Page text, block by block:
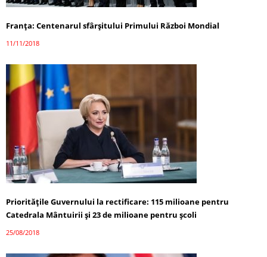
Franța: Centenarul sfârşitului Primului Război Mondial
11/11/2018
Prioritățile Guvernului la rectificare: 115 milioane pentru
Catedrala Mântuirii și 23 de milioane pentru școli
25/08/2018